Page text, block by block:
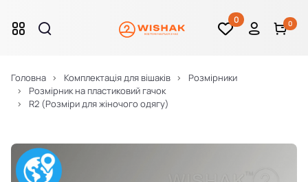
0 0
Головна Комплектація для вішаків
Розмірники
Розмірник на пластиковий гачок
R2 (Розміри для жіночого одягу)